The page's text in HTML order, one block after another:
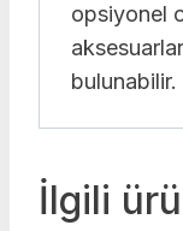
opsiyonel
İlgili